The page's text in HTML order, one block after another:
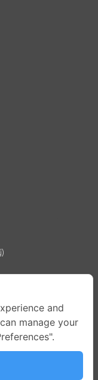
มหานคร 10330
and
manage your